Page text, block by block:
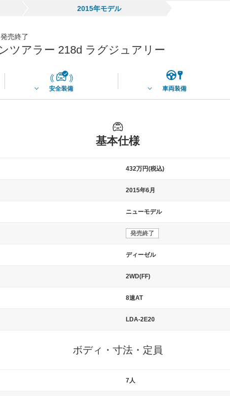
2015年モデル
売終了
ツアラー 218d ラグジュアリー
安全装備 車両装備
基本仕様
432万円(税込)
2015年6月
ニューモデル
発売終了
ディーゼル
2WD(FF)
8速AT
LDA-2E20
ボディ・寸法・定員
7人